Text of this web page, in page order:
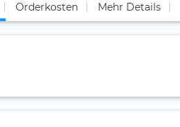
Orderkosten Mehr Details